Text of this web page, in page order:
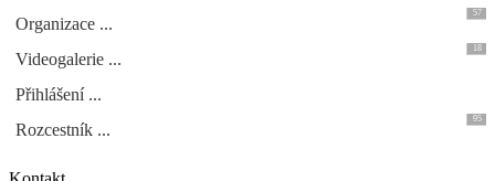
Organizace ...
57
Videogalerie ...
18
Přihlášení ...
Rozcestník ...
95